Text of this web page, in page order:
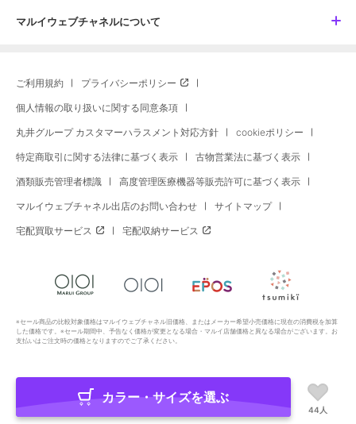
マルイウェブチャネルについて
ご利用規約 プライバシーポリシー
個人情報の取り扱いに関する同意条項
丸井グループ カスタマーハラスメント対応方針 cookieポリシー
特定商取引に関する法律に基づく表示 古物営業法に基づく表示
酒類販売管理者標識 高度管理医療機器等販売許可に基づく表示
マルイウェブチャネル出店のお問い合わせ サイトマップ
宅配買取サービス 宅配収納サービス
※セール商品の比較対象価格はマルイウェブチャネル旧価格、またはメーカー希望小売価格に現在の消費税を加算
した価格です。※セール期間中、予告なく価格が変更となる場合・マルイ店舗価格と異なる場合がございます。お
支払いはご注文時の価格となりますのでご了承ください。
Copyright All Rights Reserved. MARUI Co., Ltd
カラー・サイズを選ぶ
44人